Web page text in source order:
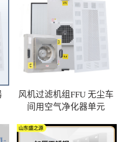
风机过滤机组FFU 无尘车
间用空气净化器单元